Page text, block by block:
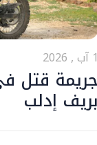
قتل
إدلب